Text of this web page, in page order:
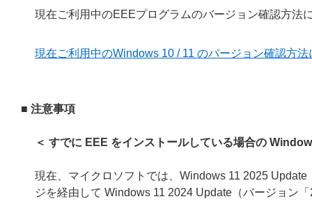
現在ご利用中のEEEプログラムのバージョン確認方法
現在ご利用中のWindows 10 / 11 のバージョン確認方法
■ 注意事項
＜ すでに EEE をインストールしている場合の
現在、マイクロソフトでは、Windows 11 2025
ジを経由して Windows 11 2024 Update（バージョン